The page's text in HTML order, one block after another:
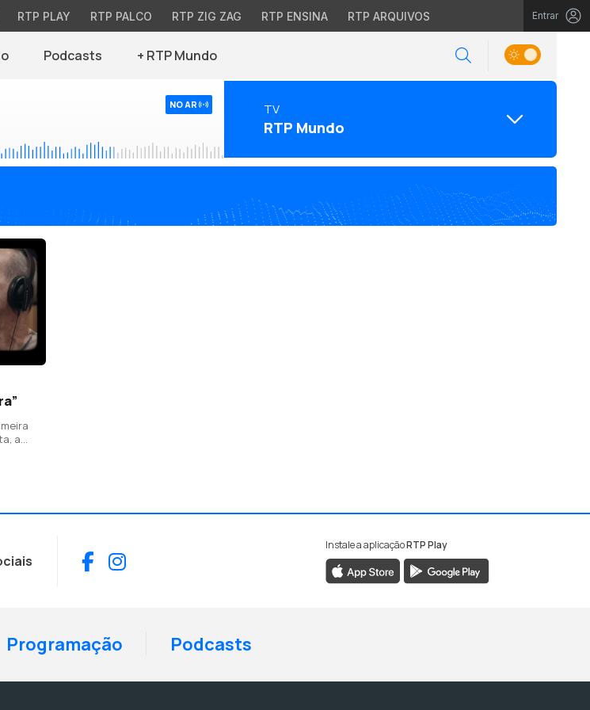
RTP PLAY RTP PALCO RTP ZIG ZAG RTP ENSINA RTP ARQUIVOS Entrar
Podcasts + RTP Mundo
NO AR TV
RTP Mundo
a
Facebook
Instagram
Instale a aplicaçãoRTP Play
Programação Podcasts